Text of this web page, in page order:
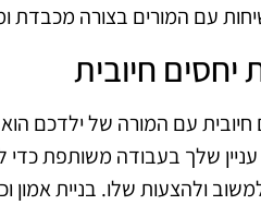
עם המורים בצורה
יחסים חיובית
חיובית עם המורה של ילדכם
שלך בעבודה משותפת כדי
ולהצעות שלו. בניית